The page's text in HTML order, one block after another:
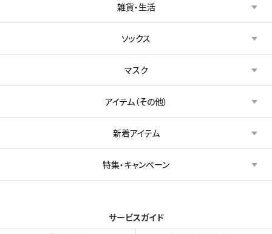
雑貨・生活
ソックス
マスク
アイテム（その他）
新着アイテム
特集・キャンペーン
サービスガイド